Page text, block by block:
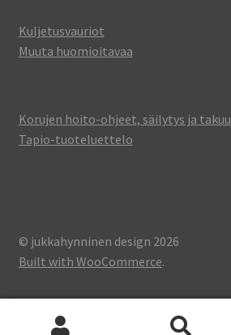
Kuljetusvauriot
Muuta huomioitavaa
Korujen hoito-ohjeet, säilytys ja takuu
Tapio-tuoteluettelo
© jukkahynninen design 2026
Built with WooCommerce.